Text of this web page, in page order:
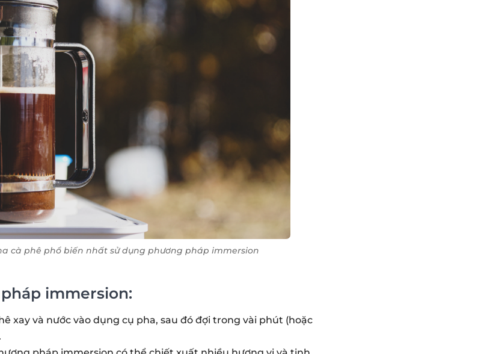
cà phê phổ biến nhất sử dụng phương pháp immersion
immersion:
xay và nước vào dụng cụ pha, sau đó đợi trong vài phút (hoặc